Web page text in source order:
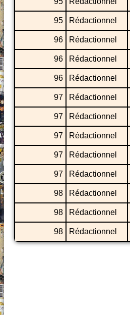
95 Rédactionnel
96 Rédactionnel
96 Rédactionnel
96 Rédactionnel
97
Rédactionnel
97
Rédactionnel
97 Rédactionnel
97 Rédactionnel
97 Rédactionnel
98 Rédactionnel
98 Rédactionnel
98 Rédactionnel